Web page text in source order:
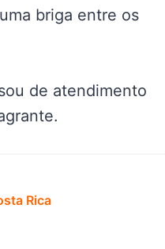
briga entre os
de atendimento
Rica